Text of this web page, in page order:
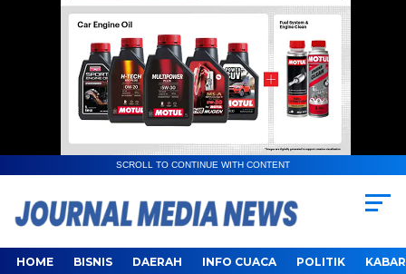
SCROLL TO CONTINUE WITH CONTENT
HOME BISNIS DAERAH INFO CUACA POLITIK